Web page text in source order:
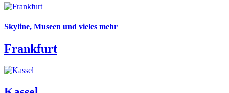
Skyline, Museen und vieles mehr
Frankfurt